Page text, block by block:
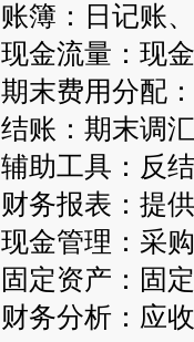
账簿：日记账
现金流量：现
期末费用分配
结账：期末调
辅助工具：反
财务报表：提
现金管理：采
固定资产：固
财务分析：应